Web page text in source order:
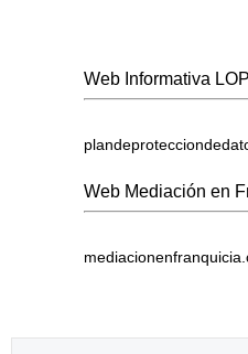
Web Informativa
Web Mediación en